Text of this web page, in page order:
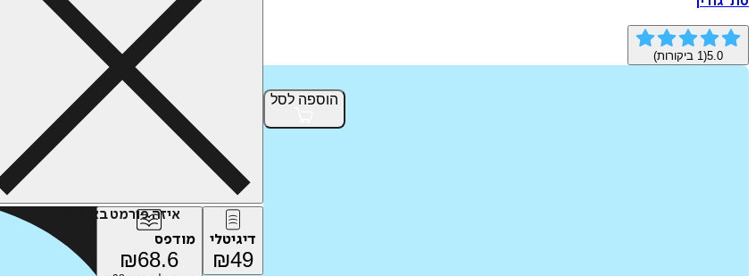
הוספה לסל
איזה פורמט בא לך?
דיגיטלי
₪49
מודפס
₪68.6
5.0
(
1 ביקורות)